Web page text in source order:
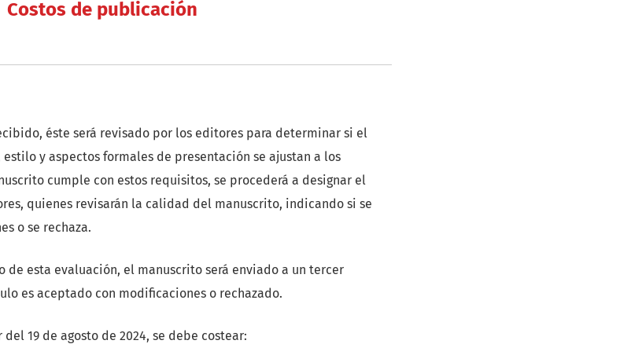
Costos de publicación
éste será revisado por los editores para determinar si el
y aspectos formales de presentación se ajustan a los
cumple con estos requisitos, se procederá a designar el
quienes revisarán la calidad del manuscrito, indicando si se
o se rechaza.
de esta evaluación, el manuscrito será enviado a un tercer
es aceptado con modificaciones o rechazado.
19 de agosto de 2024, se debe costear: